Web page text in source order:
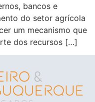
bancos e
do setor agrícola
um mecanismo que
dos recursos […]